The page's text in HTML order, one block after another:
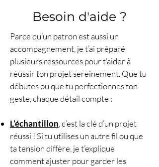
Besoin d'aide ?
Parce qu’un patron est aussi un
accompagnement, je t’ai préparé
plusieurs ressources pour t’aider à
réussir ton projet sereinement. Que tu
débutes ou que tu perfectionnes ton
geste, chaque détail compte :
L’échantillon , c’est la clé d’un projet
réussi ! Si tu utilises un autre fil ou que
ta tension diffère, je t’explique
comment ajuster pour garder les